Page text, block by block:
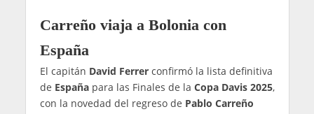
Carreño viaja a Bolonia con
España
El capitán David Ferrerconfirmó la lista definitiva
de Españapara las Finales de la Copa Davis 2025,
con la novedad del regreso de Pablo Carreño